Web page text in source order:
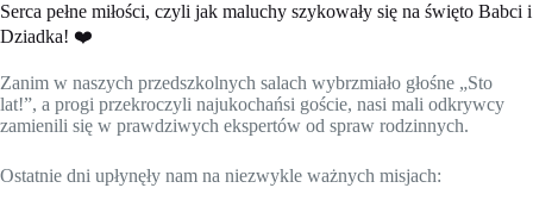
Serca pełne miłości, czyli jak maluchy szykowały się na święto Babci i
Dziadka! ❤️
Zanim w naszych przedszkolnych salach wybrzmiało głośne „Sto
lat!”, a progi przekroczyli najukochańsi goście, nasi mali odkrywcy
zamienili się w prawdziwych ekspertów od spraw rodzinnych.
Ostatnie dni upłynęły nam na niezwykle ważnych misjach: